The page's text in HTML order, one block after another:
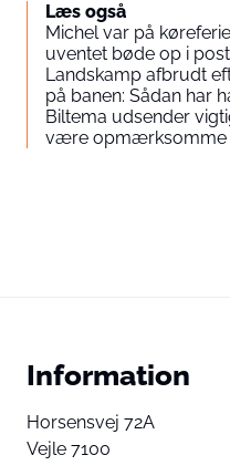
Læs også
Michel var på
uventet bøde op i
Landskamp afbrudt
på banen: Sådan har
Biltema udsender
være opmærksomme
Information
Horsensvej 72A
Vejle 7100